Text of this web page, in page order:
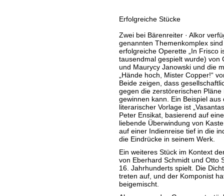
Erfolgreiche Stücke
Zwei bei Bärenreiter · Alkor
genannten Themenkomplex
erfolgreiche Operette „In Frisco
tausendmal gespielt wurde) von
und Maurycy Janowski und die
„Hände hoch, Mister Copper!“
Beide zeigen, dass
gegen die zerstörerischen
gewinnen kann. Ein Beispiel
literarischer Vorlage ist
Peter Ensikat, basierend auf
liebende Überwindung von
auf einer Indienreise tief in die
die Eindrücke in seinem Werk.
Ein weiteres Stück im Kontext
von Eberhard Schmidt und Otto
16. Jahrhunderts spielt. Die
treten auf, und der Komponist
beigemischt.